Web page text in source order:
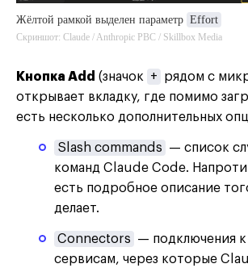
Жёлтой рамкой выделен параметр Effort
Скриншот: Claude / Anthropic PBC / Skillbox Media
Кнопка Add (значок +
рядом с
открывает вкладку, где помимо
есть несколько дополнительных
Slash commands
— список
команд Claude Code.
есть подробное описание
делает.
Connectors
— подключения
сервисам, через которые